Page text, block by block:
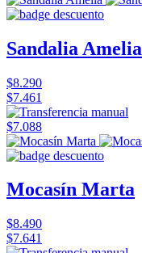
Sandalia Amelia
$8.290
$7.461
$7.088
Mocasín Marta
$8.490
$7.641